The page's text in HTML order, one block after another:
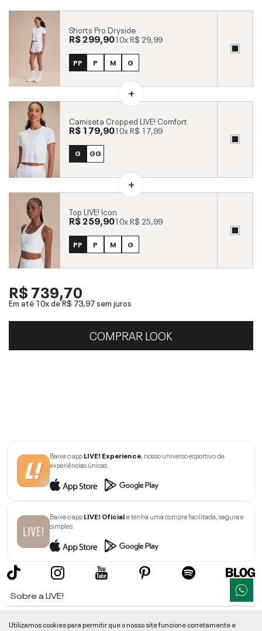
Shorts Pro Dryside
R$ 299,9010xR$ 29,99
PP P M G
Camiseta Cropped LIVE! Comfort
R$ 179,9010xR$ 17,99
G GG
Top LIVE! Icon
R$ 259,9010xR$ 25,99
PP P M G
R$ 739,70
Em até 10x deR$ 73,97sem juros
COMPRAR LOOK
Baixe o appLIVE! Experience, nosso universo esportivo de
experiências únicas.
Baixe o appLIVE! Oficiale tenha uma compra facilitada, segura e
simples.
Sobre a LIVE!
Utilizamos cookies para permitir que o nosso site funcione corretamente e